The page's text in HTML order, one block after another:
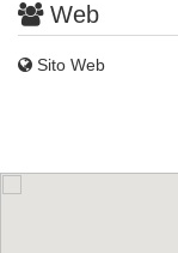
Web
Sito Web